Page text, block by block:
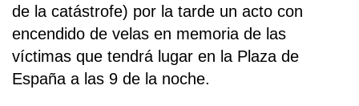
de la catástrofe) por la tarde un acto con
encendido de velas en memoria de las
víctimas que tendrá lugar en la Plaza de
España a las 9 de la noche.